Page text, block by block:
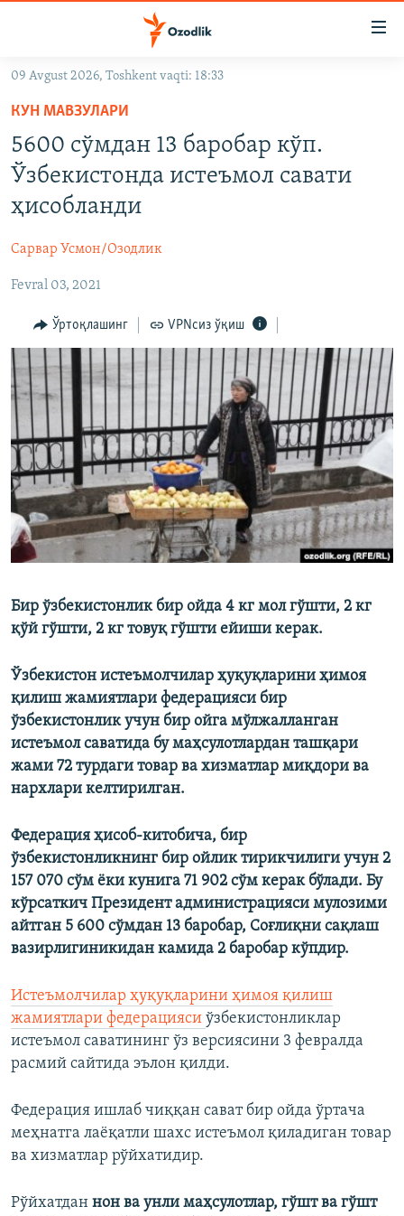
Асосий
навигацияга
ўтинг
Қидиришга
ўтинг
OZODARXIV
На русском
ИЖТИМОИЙ ТАРМОҚЛАР
Озодлик бошқа тилларда
09 Avgust 2026, Toshkent vaqti: 18:33
КУН МАВЗУЛАРИ
5600 сўмдан 13 баробар кўп.
Ўзбекистонда истеъмол савати
ҳисобланди
Сарвар Усмон/Озодлик
Fevral 03, 2021
Ўртоқлашинг VPNсиз ўқиш
Бир ўзбекистонлик бир ойда 4 кг мол гўшти, 2 кг
қўй гўшти, 2 кг товуқ гўшти ейиши керак.
Ўзбекистон истеъмолчилар ҳуқуқларини ҳимоя
қилиш жамиятлари федерацияси бир
ўзбекистонлик учун бир ойга мўлжалланган
истеъмол саватида бу маҳсулотлардан ташқари
жами 72 турдаги товар ва хизматлар миқдори ва
нархлари келтирилган.
Федерация ҳисоб-китобича, бир
ўзбекистонликнинг бир ойлик тирикчилиги учун 2
157 070 сўм ёки кунига 71 902 сўм керак бўлади. Бу
кўрсаткич Президент администрацияси мулозими
айтган 5 600 сўмдан 13 баробар, Соғлиқни сақлаш
вазирлигиникидан камида 2 баробар кўпдир.
Истеъмолчилар ҳуқуқларини ҳимоя қилиш
жамиятлари федерацияси ўзбекистонликлар
истеъмол саватининг ўз версиясини 3 февралда
расмий сайтида эълон қилди.
Федерация ишлаб чиққан сават бир ойда ўртача
меҳнатга лаёқатли шахс истеъмол қиладиган товар
ва хизматлар рўйхатидир.
Рўйхатдан нон ва унли маҳсулотлар, гўшт ва гўшт